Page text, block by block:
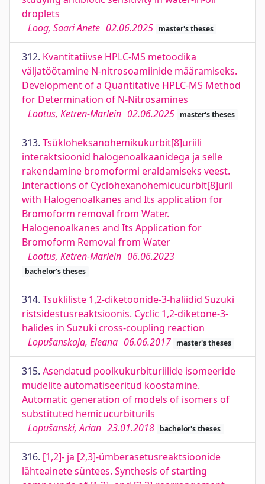
droplets
Loog, Saari Anete 02.06.2025 master's theses
312. Kvantitatiivse HPLC-MS metoodika
väljatöötamine N-nitrosoamiinide määramiseks.
Development of a Quantitative HPLC-MS Method
for Determination of N-Nitrosamines
Lootus, Ketren-Marlein 02.06.2025 master's theses
313. Tsükloheksanohemikukurbit[8]uriili
interaktsioonid halogenoalkaanidega ja selle
rakendamine bromoformi eraldamiseks veest.
Interactions of Cyclohexanohemicucurbit[8]uril
with Halogenoalkanes and Its application for
Bromoform removal from Water.
Halogenoalkanes and Its Application for
Bromoform Removal from Water
Lootus, Ketren-Marlein 06.06.2023
bachelor's theses
314. Tsükliliste 1,2-diketoonide-3-haliidid Suzuki
ristsidestusreaktsioonis. Cyclic 1,2-diketone-3-
halides in Suzuki cross-coupling reaction
Lopušanskaja, Eleana 06.06.2017 master's theses
315. Asendatud poolkukurbituriilide isomeeride
mudelite automatiseeritud koostamine.
Automatic generation of models of isomers of
substituted hemicucurbiturils
Lopušanski, Arian 23.01.2018 bachelor's theses
316. [1,2]- ja [2,3]-ümberasetusreaktsioonide
lähteainete süntees. Synthesis of starting